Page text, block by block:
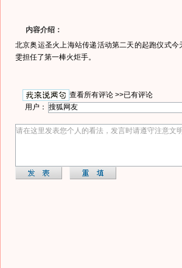
内容介绍：
北京奥运圣火上海站传递活动第二天的起跑仪式
雯担任了第一棒火炬手。
查看所有评论 >>已有评论
用户：